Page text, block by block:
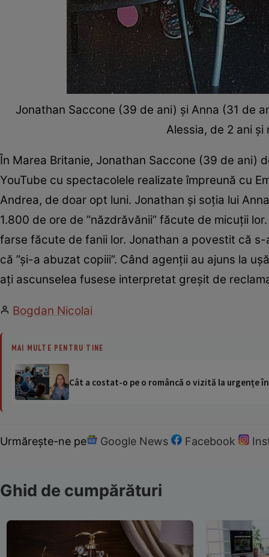
Jonathan Saccone (39 de ani) şi Anna (31 de
Alessia, de 2 ani
În Marea Britanie, Jonathan Saccone (39 de ani)
YouTube cu spectacolele realizate împreună cu
Andrea, de doar opt luni. Jonathan şi soţia lui
1.800 de ore de ”năzdrăvănii” făcute de micuţii
farse făcute de fanii lor. Jonathan a povestit că
că ”şi-a abuzat copiii”. Când agenţii au ajuns la
aţi ascunselea fusese interpretat greşit de
Bogdan Nicolai
MAI MULTE PENTRU TINE
Cât a costat-o pe o româncă o vizită la urgențe
Urmărește-ne pe Google News Facebook
Ghid de cumpărături